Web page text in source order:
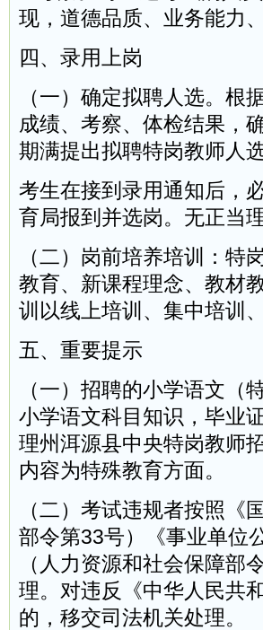
现，道德品质、业务能力
四、录用上岗
（一）确定拟聘人选。根
成绩、考察、体检结果，
期满提出拟聘特岗教师人选
考生在接到录用通知后，
育局报到并选岗。无正当
（二）岗前培养培训：特
教育、新课程理念、教材
训以线上培训、集中培训
五、重要提示
（一）招聘的小学语文（
小学语文科目知识，毕业
理州洱源县中央特岗教师
内容为特殊教育方面。
（二）考试违规者按照《
部令第33号）《事业单位
（人力资源和社会保障部
理。对违反《中华人民共
的，移交司法机关处理。